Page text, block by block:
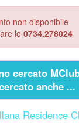
non disponibile
lo 0734.278024
cercato
anche ...
Residence